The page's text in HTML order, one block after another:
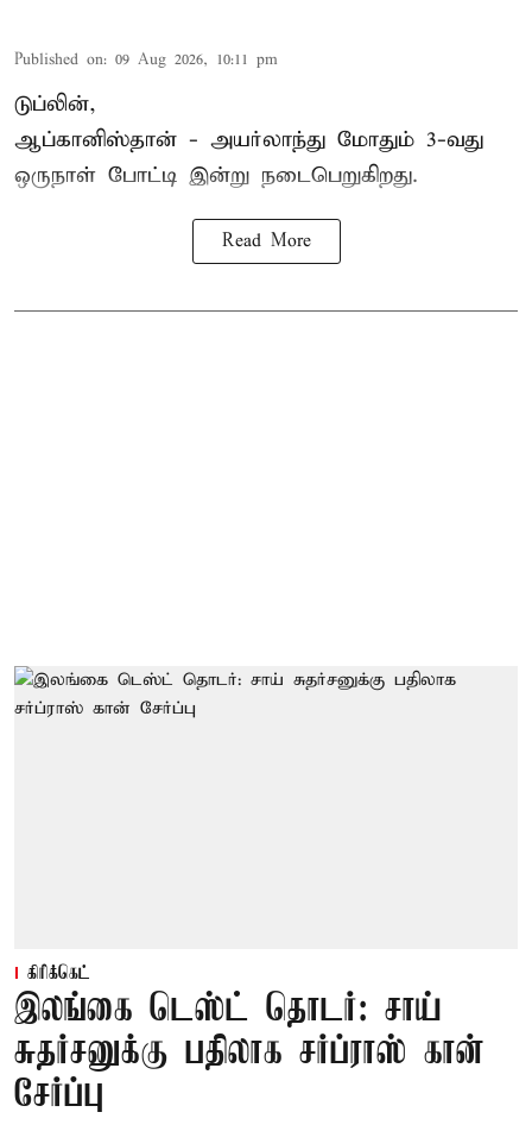
Published on: 09 Aug 2026, 10:11 pm
டுப்லின்,
ஆப்கானிஸ்தான் - அயர்லாந்து மோதும் 3-வது
ஒருநாள் போட்டி இன்று நடைபெறுகிறது.
Read More
கிரிக்கெட்
இலங்கை டெஸ்ட் தொடர்: சாய்
சுதர்சனுக்கு பதிலாக சர்ப்ராஸ் கான்
சேர்ப்பு